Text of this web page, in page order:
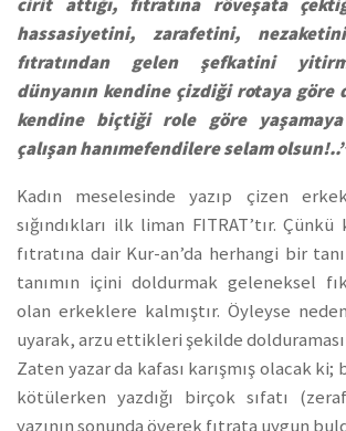
cirit attığı, fıtratına röveşata
hassasiyetini, zarafetini,
fıtratından gelen şefkatini
dünyanın kendine çizdiği rotaya göre
kendine biçtiği role göre
çalışan hanımefendilere selam
Kadın meselesinde yazıp çizen
sığındıkları ilk liman FITRAT’tır.
fıtratına dair Kur-an’da herhangi bir
tanımın içini doldurmak geleneksel
olan erkeklere kalmıştır. Öyleyse
uyarak, arzu ettikleri şekilde
Zaten yazar da kafası karışmış olacak
kötülerken yazdığı birçok sıfatı
yazının sonunda överek fıtrata uygun